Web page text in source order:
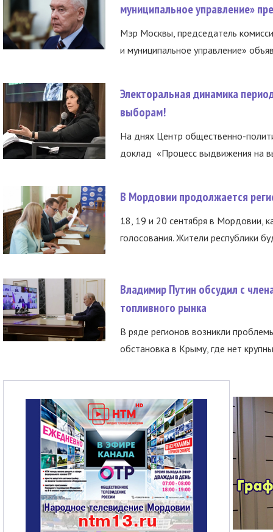
муниципальное управление»
Мэр Москвы, председатель
и муниципальное управление»
Электоральная динамика
выборам!
На днях Центр общественно-
доклад «Процесс выдвижения на
В Мордовии продолжается
18, 19 и 20 сентября в Мордовии,
голосования. Жители республики
Владимир Путин обсудил с
топливного рынка
В ряде регионов возникли
обстановка в Крыму, где нет